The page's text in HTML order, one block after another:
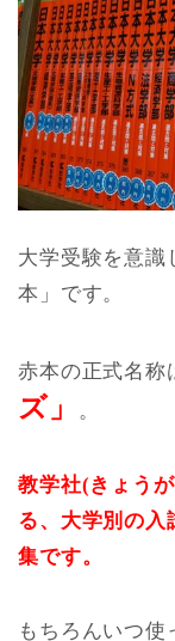
大学受験を意識
本」です。
赤本の正式名称
ズ」
。
教学社(きょう
る、 大学別の入
集です。
もちろんいつ